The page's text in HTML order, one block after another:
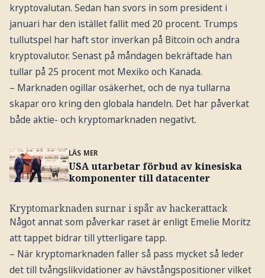
kryptovalutan. Sedan han svors in som president i
januari har den istället fallit med 20 procent. Trumps
tullutspel har haft stor inverkan på Bitcoin och andra
kryptovalutor. Senast på måndagen bekräftade han
tullar på 25 procent mot Mexiko och Kanada.
– Marknaden ogillar osäkerhet, och de nya tullarna
skapar oro kring den globala handeln. Det har påverkat
både aktie- och kryptomarknaden negativt.
LÄS MER
USA utarbetar förbud av kinesiska
komponenter till datacenter
Kryptomarknaden surnar i spår av hackerattack
Något annat som påverkar raset är enligt Emelie Moritz
att tappet bidrar till ytterligare tapp.
– När kryptomarknaden faller så pass mycket så leder
det till tvångslikvidationer av hävstångspositioner vilket